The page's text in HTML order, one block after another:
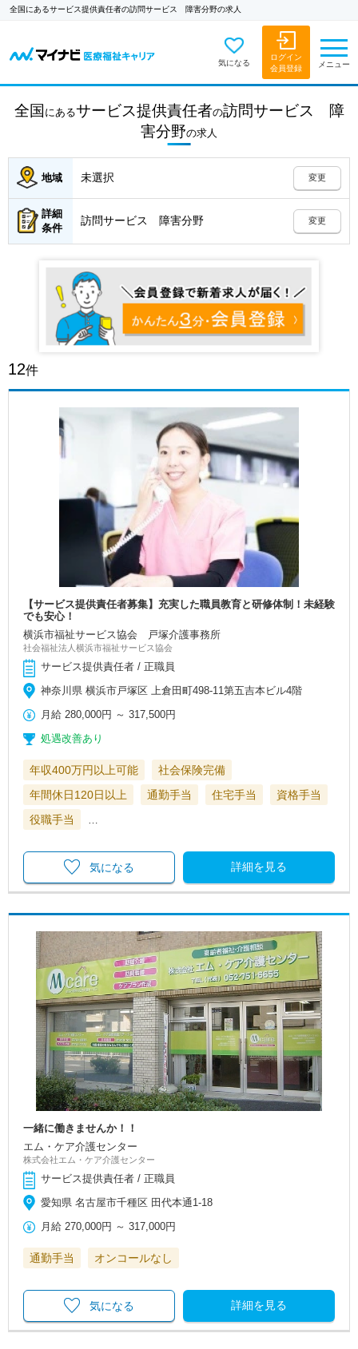
全国にあるサービス提供責任者の訪問サービス 障害分野の求人
気になる
ログイン
会員登録
メニュー
全国 にあるサービス提供責任者の訪問サービス 障
害分野の求人
地域 未選択 変更
詳細
条件
訪問サービス 障害分野 変更
12件
【サービス提供責任者募集】充実した職員教育と研修体制！未経験
でも安心！
横浜市福祉サービス協会 戸塚介護事務所
社会福祉法人横浜市福祉サービス協会
サービス提供責任者 / 正職員
神奈川県 横浜市戸塚区 上倉田町498-11第五吉本ビル4階
月給 280,000円 ～317,500円
処遇改善あり
年収400万円以上可能
社会保険完備
年間休日120日以上
通勤手当 住宅手当
資格手当
役職手当
詳細を見る
気になる
一緒に働きませんか！！
エム・ケア介護センター
株式会社エム・ケア介護センター
サービス提供責任者 / 正職員
愛知県 名古屋市千種区 田代本通1-18
月給 270,000円 ～317,000円
通勤手当 オンコールなし
詳細を見る
気になる